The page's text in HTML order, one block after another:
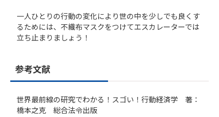
一人ひとりの行動の変化により世の中を少しでも良くす
るためには、不織布マスクをつけてエスカレーターでは
立ち止まりましょう！
参考文献
世界最前線の研究でわかる！スゴい！行動経済学 著：
橋本之克 総合法令出版